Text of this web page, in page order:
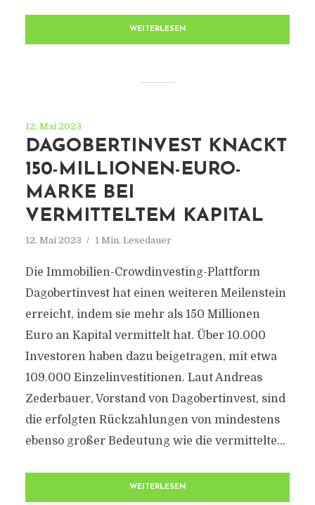
WEITERLESEN
12. Mai 2023
DAGOBERTINVEST KNACKT
150-MILLIONEN-EURO-
MARKE BEI
VERMITTELTEM KAPITAL
12. Mai 2023 1 Min. Lesedauer
Die Immobilien-Crowdinvesting-Plattform
Dagobertinvest hat einen weiteren Meilenstein
erreicht, indem sie mehr als 150 Millionen
Euro an Kapital vermittelt hat. Über 10.000
Investoren haben dazu beigetragen, mit etwa
109.000 Einzelinvestitionen. Laut Andreas
Zederbauer, Vorstand von Dagobertinvest, sind
die erfolgten Rückzahlungen von mindestens
ebenso großer Bedeutung wie die vermittelte...
WEITERLESEN